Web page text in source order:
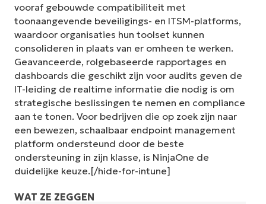
vooraf gebouwde compatibiliteit met
toonaangevende beveiligings- en ITSM-platforms,
waardoor organisaties hun toolset kunnen
consolideren in plaats van er omheen te werken.
Geavanceerde, rolgebaseerde rapportages en
dashboards die geschikt zijn voor audits geven de
IT-leiding de realtime informatie die nodig is om
strategische beslissingen te nemen en compliance
aan te tonen. Voor bedrijven die op zoek zijn naar
een bewezen, schaalbaar endpoint management
platform ondersteund door de beste
ondersteuning in zijn klasse, is NinjaOne de
duidelijke keuze.[/hide-for-intune]
WAT ZE ZEGGEN